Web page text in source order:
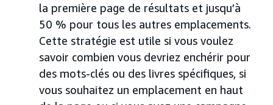
la première page de résultats et jusqu’à
50 % pour tous les autres emplacements.
Cette stratégie est utile si vous voulez
savoir combien vous devriez enchérir pour
des mots-clés ou des livres spécifiques, si
vous souhaitez un emplacement en haut